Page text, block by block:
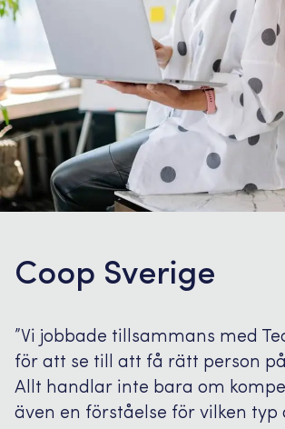
Coop Sverige
”Vi jobbade tillsammans med
för att se till att få rätt person
Allt handlar inte bara om
även en förståelse för vilken typ